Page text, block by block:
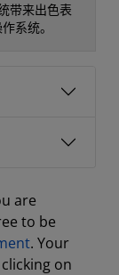
联系我们
带来出色表
系统。
are
to be
. Your
on